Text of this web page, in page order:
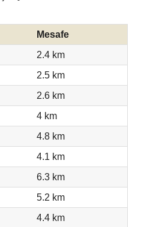
Mesafe
2.4 km
2.5 km
2.6 km
4 km
4.8 km
4.1 km
6.3 km
5.2 km
4.4 km